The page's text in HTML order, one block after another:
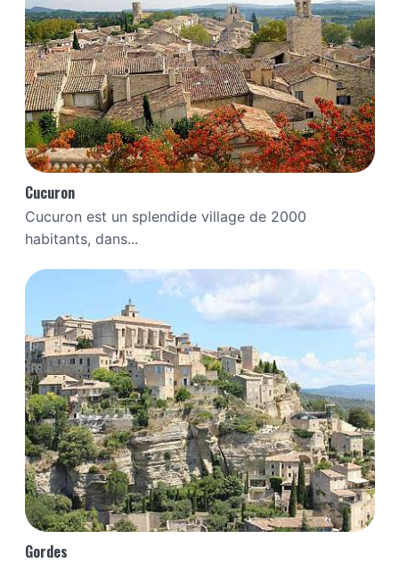
Cucuron
Cucuron est un splendide village de 2000
habitants, dans...
Gordes